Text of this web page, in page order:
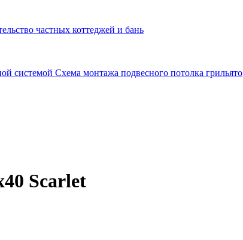
частных коттеджей и бань
системой Схема монтажа подвесного потолка грильято
Scarlet